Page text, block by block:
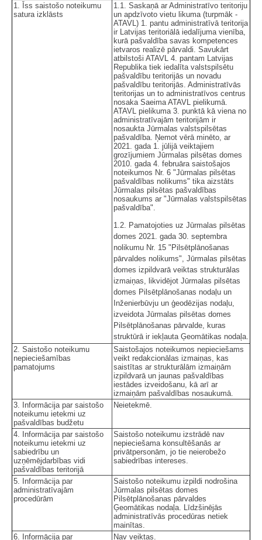
1. Īss saistošo noteikumu
satura izklāsts
1.1. Saskaņā ar Administratīvo teritoriju
un apdzīvoto vietu likuma (turpmāk -
ATAVL) 1. pantu administratīvā teritorija
ir Latvijas teritoriālā iedalījuma vienība,
kurā pašvaldība savas kompetences
ietvaros realizē pārvaldi. Savukārt
atbilstoši ATAVL 4. pantam Latvijas
Republika tiek iedalīta valstspilsētu
pašvaldību teritorijās un novadu
pašvaldību teritorijās. Administratīvās
teritorijas un to administratīvos centrus
nosaka Saeima ATAVL pielikumā.
ATAVL pielikuma 3. punktā kā viena no
administratīvajām teritorijām ir
nosaukta Jūrmalas valstspilsētas
pašvaldība. Ņemot vērā minēto, ar
2021. gada 1. jūlijā veiktajiem
grozījumiem Jūrmalas pilsētas domes
2010. gada 4. februāra saistošajos
noteikumos Nr. 6 "Jūrmalas pilsētas
pašvaldības nolikums" tika aizstāts
Jūrmalas pilsētas pašvaldības
nosaukums ar "Jūrmalas valstspilsētas
pašvaldība".
1.2. Pamatojoties uz Jūrmalas pilsētas
domes 2021. gada 30. septembra
nolikumu Nr. 15 "Pilsētplānošanas
pārvaldes nolikums", Jūrmalas pilsētas
domes izpildvarā veiktas strukturālas
izmaiņas, likvidējot Jūrmalas pilsētas
domes Pilsētplānošanas nodaļu un
Inženierbūvju un ģeodēzijas nodaļu,
izveidota Jūrmalas pilsētas domes
Pilsētplānošanas pārvalde, kuras
struktūrā ir iekļauta Ģeomātikas nodaļa.
2. Saistošo noteikumu
nepieciešamības
pamatojums
Saistošajos noteikumos nepieciešams
veikt redakcionālas izmaiņas, kas
saistītas ar strukturālām izmaiņām
izpildvarā un jaunas pašvaldības
iestādes izveidošanu, kā arī ar
izmaiņām pašvaldības nosaukumā.
3. Informācija par saistošo
noteikumu ietekmi uz
pašvaldības budžetu
Neietekmē.
4. Informācija par saistošo
noteikumu ietekmi uz
sabiedrību un
uzņēmējdarbības vidi
pašvaldības teritorijā
Saistošo noteikumu izstrādē nav
nepieciešama konsultēšanās ar
privātpersonām, jo tie neierobežo
sabiedrības intereses.
5. Informācija par
administratīvajām
procedūrām
Saistošo noteikumu izpildi nodrošina
Jūrmalas pilsētas domes
Pilsētplānošanas pārvaldes
Ģeomātikas nodaļa. Līdzšinējās
administratīvās procedūras netiek
mainītas.
6. Informācija par
Nav veiktas.